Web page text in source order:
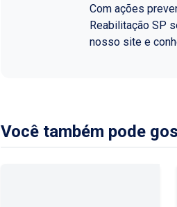
Com ações
Reabilitação SP
nosso site e
Você também pode